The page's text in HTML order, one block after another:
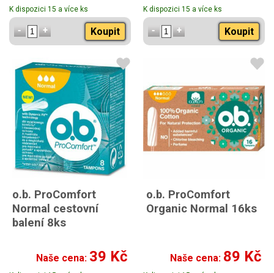
K dispozici 15 a více ks
Koupit
K dispozici 15 a více ks
Koupit
o.b. ProComfort
Normal cestovní
balení 8ks
Naše cena: 39 Kč
o.b. ProComfort
Organic Normal 16ks
Naše cena: 89 Kč